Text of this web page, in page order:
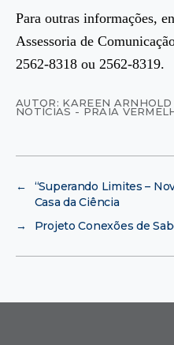
Para outras informações,
Assessoria de
2562-8318 ou 2562-8319.
AUTOR: KAREEN
NOTÍCIAS - PRAIA
←
“Superando Limites –
Casa da Ciência
→
Projeto Conexões de